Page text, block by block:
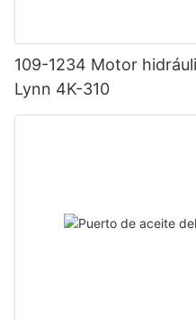
109-1234 Motor
Lynn 4K-310